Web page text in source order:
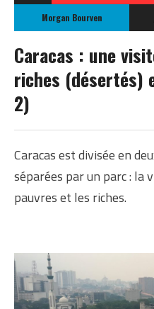
Morgan Bourven
Caracas : une
riches (désertés)
2)
Caracas est divisée en
séparées par un parc : la
pauvres et les riches.